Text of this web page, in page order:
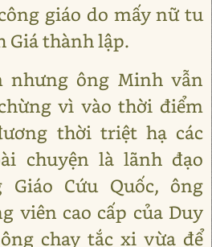
giáo do mấy nữ tu
Giá thành lập.
nhưng ông Minh vẫn
vì vào thời điểm
thời triệt hạ các
chuyện là lãnh đạo
Giáo Cứu Quốc, ông
viên cao cấp của Duy
chạy tắc xi vừa để